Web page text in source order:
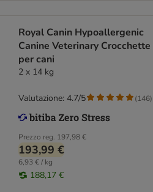
Royal Canin Hypoallergenic
Canine Veterinary Crocchette
per cani
2 x 14 kg
Prezzo reg. 197,98 €
193,99 €
6,93 € / kg
188,17 €
Valutazione: 4.7/5 (146)